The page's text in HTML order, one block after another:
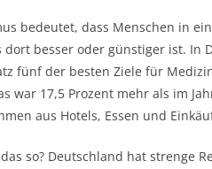
bedeutet, dass Menschen in
dort besser oder günstiger ist. In
fünf der besten Ziele für
war 17,5 Prozent mehr als im
aus Hotels, Essen und
so? Deutschland hat strenge